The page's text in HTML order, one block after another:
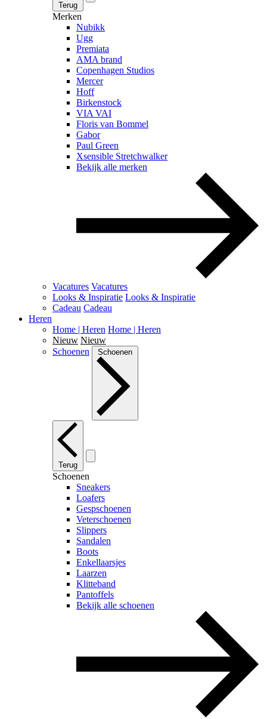
Terug
Merken
Nubikk
Ugg
Premiata
AMA brand
Copenhagen Studios
Mercer
Hoff
Birkenstock
VIA VAI
Floris van Bommel
Gabor
Paul Green
Xsensible Stretchwalker
Bekijk alle merken
Vacatures Vacatures
Looks & Inspiratie Looks & Inspiratie
Cadeau Cadeau
Heren
Home | Heren Home | Heren
Nieuw Nieuw
Schoenen
Schoenen
Terug
Schoenen
Sneakers
Loafers
Gespschoenen
Veterschoenen
Slippers
Sandalen
Boots
Enkellaarsjes
Laarzen
Klitteband
Pantoffels
Bekijk alle schoenen